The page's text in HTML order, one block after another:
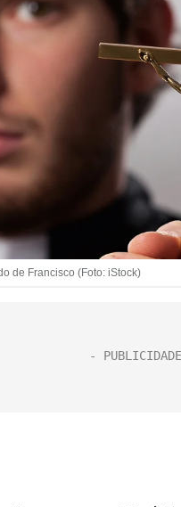
de Francisco (Foto: iStock)